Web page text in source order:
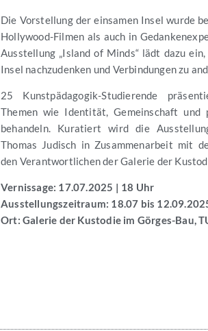
Die Vorstellung der einsamen Insel wurde
Hollywood-Filmen als auch in
Ausstellung „Island of Minds“ lädt dazu
Insel nachzudenken und Verbindungen zu
25 Kunstpädagogik-Studierende
Themen wie Identität, Gemeinschaft und
behandeln. Kuratiert wird die
Thomas Judisch in Zusammenarbeit mit
den Verantwortlichen der Galerie der
Vernissage: 17.07.2025 | 18 Uhr
Ausstellungszeitraum: 18.07 bis
Ort: Galerie der Kustodie im Görges-Bau,